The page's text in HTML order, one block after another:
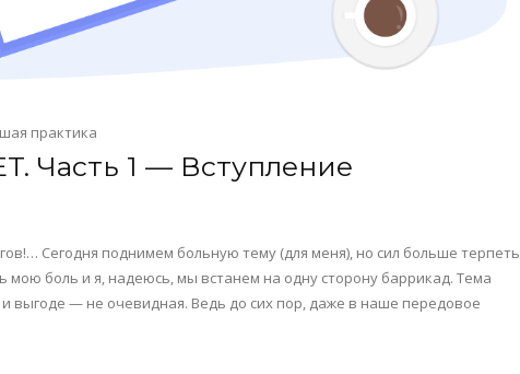
практика
Часть 1 — Вступление
Сегодня поднимем больную тему (для меня), но сил больше терпеть
мою боль и я, надеюсь, мы встанем на одну сторону баррикад. Тема
выгоде — не очевидная. Ведь до сих пор, даже в наше передовое